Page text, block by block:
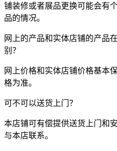
铺装修或者展品更换可能会有
品的情况。
网上的产品和实体店铺的产品
别？
网上价格和实体店铺价格基本
格为准。
可不可以送货上门？
本店铺可有偿提供送货上门和
与本店联系。